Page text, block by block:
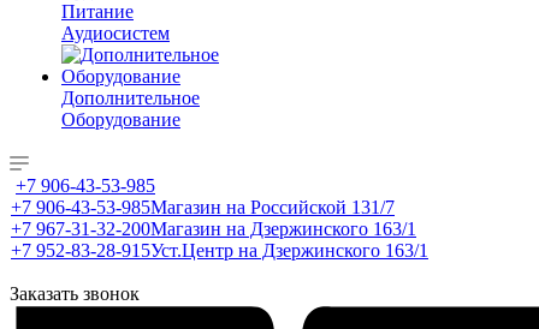
Питание
Аудиосистем
Дополнительное
Оборудование
+7 906-43-53-985
+7 906-43-53-985Магазин на Российской 131/7
+7 967-31-32-200Магазин на Дзержинского 163/1
+7 952-83-28-915Уст.Центр на Дзержинского 163/1
Заказать звонок